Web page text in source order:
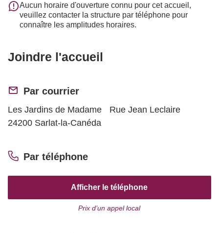
Aucun horaire d'ouverture connu pour cet accueil,
veuillez contacter la structure par téléphone pour
connaître les amplitudes horaires.
Joindre l'accueil
Par courrier
Les Jardins de Madame Rue Jean Leclaire
24200 Sarlat-la-Canéda
Par téléphone
Afficher le téléphone
Prix d’un appel local